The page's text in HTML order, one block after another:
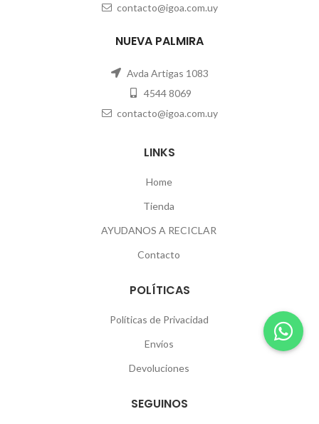
contacto@igoa.com.uy
NUEVA PALMIRA
Avda Artigas 1083
4544 8069
contacto@igoa.com.uy
LINKS
Home
Tienda
AYUDANOS A RECICLAR
Contacto
POLÍTICAS
Políticas de Privacidad
Envíos
Devoluciones
SEGUINOS